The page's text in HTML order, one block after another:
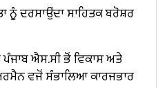
ਨੂੰ ਦਰਸਾਉਂਦਾ ਸਾਹਿਤਕ ਬਰੋਸ਼ਰ
ਐਸ.ਸੀ ਭੋਂ ਵਿਕਾਸ ਅਤੇ
ਵਜੋਂ ਸੰਭਾਲਿਆ ਕਾਰਜਭਾਰ